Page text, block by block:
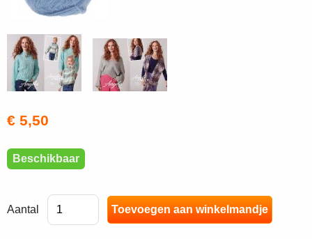
€ 5,50
Beschikbaar
Aantal